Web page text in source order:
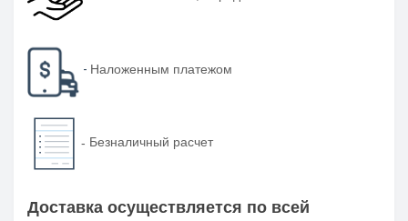
- Наложенным платежом
- Безналичный расчет
Доставка осуществляется по всей